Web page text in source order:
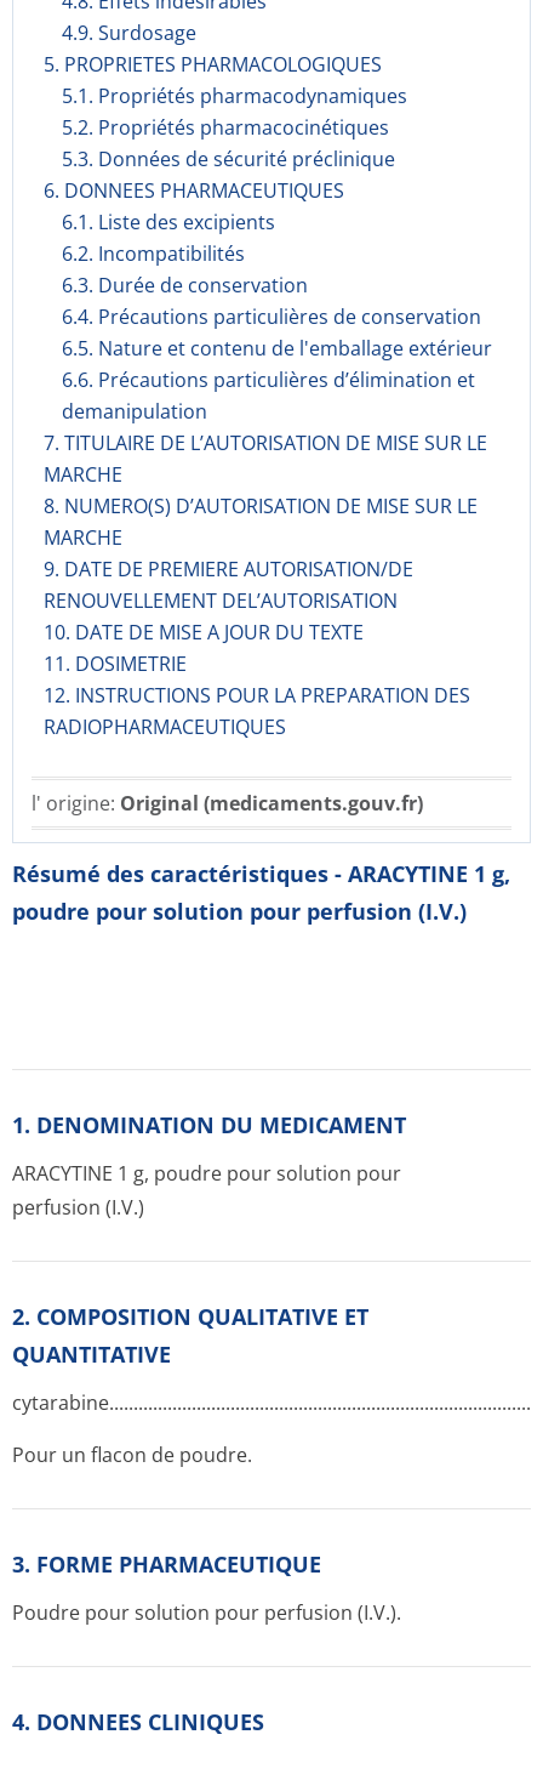
4.9. Surdosage
5. PROPRIETES PHARMACOLOGIQUES
5.1. Propriétés pharmacodynami­ques
5.2. Propriétés pharmacocinéti­ques
5.3. Données de sécurité préclinique
6. DONNEES PHARMACEUTIQUES
6.1. Liste des excipients
6.2. Incompati­bilités
6.3. Durée de conservation
6.4. Précautions particulières de conservation
6.5. Nature et contenu de l'emballage extérieur
6.6. Précautions particulières d’élimination et
demanipulation
7. TITULAIRE DE L’AUTORISATION DE MISE SUR LE
MARCHE
8. NUMERO(S) D’AUTORISATION DE MISE SUR LE
MARCHE
9. DATE DE PREMIERE AUTORISATION/DE
RENOUVELLEMENT DEL’AUTORISATION
10. DATE DE MISE A JOUR DU TEXTE
11. DOSIMETRIE
12. INSTRUCTIONS POUR LA PREPARATION DES
RADIOPHARMACE­UTIQUES
l' origine: Original (medicaments.gouv.fr)
Résumé des caractéristiques - ARACYTINE 1 g,
poudre pour solution pour perfusion (I.V.)
1. DENOMINATION DU MEDICAMENT
ARACYTINE 1 g, poudre pour solution pour
perfusion (I.V.)
2. COMPOSITION QUALITATIVE ET
QUANTITATIVE
Pour un flacon de poudre.
3. FORME PHARMACEUTIQUE
Poudre pour solution pour perfusion (I.V.).
4. DONNEES CLINIQUES